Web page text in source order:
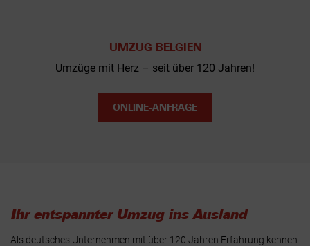
UMZUG BELGIEN
Umzüge mit Herz – seit über 120 Jahren!
ONLINE-ANFRAGE
Ihr entspannter Umzug ins Ausland
Als deutsches Unternehmen mit über 120 Jahren Erfahrung kennen